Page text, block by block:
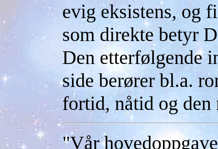
evig eksistens, og
som direkte betyr
Den etterfølgende
side berører bl.a.
fortid, nåtid og
"Vår